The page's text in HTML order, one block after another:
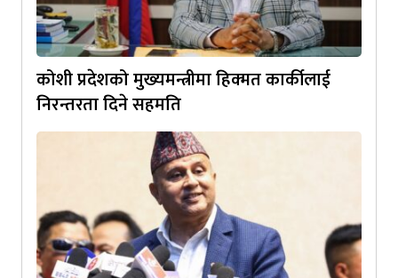
कोशी प्रदेशको मुख्यमन्त्रीमा हिक्मत कार्कीलाई
निरन्तरता दिने सहमति